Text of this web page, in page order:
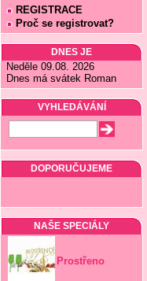
REGISTRACE
Proč se registrovat?
DNES JE
Neděle 09.08. 2026
Dnes má svátek Roman
VYHLEDÁVÁNÍ
DOPORUČUJEME
NAŠE SPECIÁLY
Prostřeno